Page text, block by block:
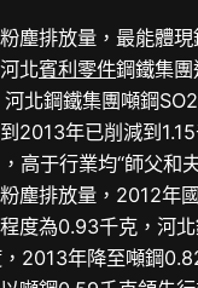
塵排放量，最能體
北賓利零件鋼鐵集團
北鋼鐵集團噸鋼
到2013年已削減到
高于行業均“師父和
塵排放量，2012年
度為0.93千克，河
2013年降至噸鋼